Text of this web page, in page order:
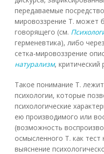
передаваемые
мировоззрение Т. может
говорящего (см.
герменевтика), либо
сетка-мировоззрение
натурализм, критический
Такое понимание Т.
психологии, которые
психологические
ею производимого или
(возможность
осмысленного Т. как тест
выяснение